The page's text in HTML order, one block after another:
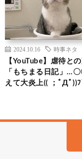
2024.10.16 時事ネタ
【YouTube】虐待と
「もちまる日記」…
えて大炎上(( ；ﾟДﾟ))